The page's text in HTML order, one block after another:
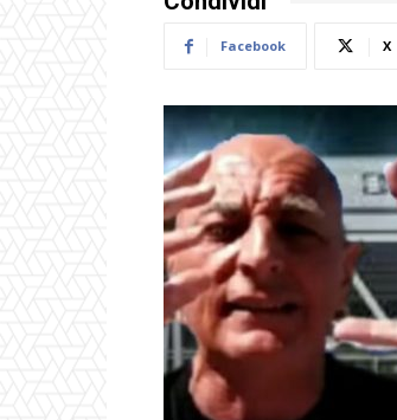
Facebook X